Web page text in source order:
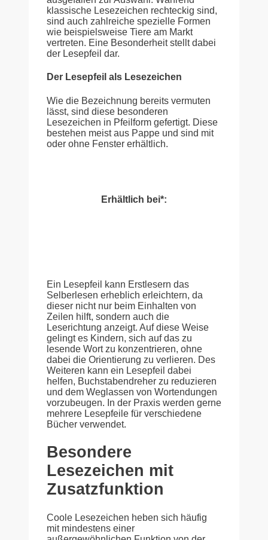
klassische Lesezeichen rechteckig sind,
sind auch zahlreiche spezielle Formen
wie beispielsweise Tiere am Markt
vertreten. Eine Besonderheit stellt dabei
der Lesepfeil dar.
Der Lesepfeil als Lesezeichen
Wie die Bezeichnung bereits vermuten
lässt, sind diese besonderen
Lesezeichen in Pfeilform gefertigt. Diese
bestehen meist aus Pappe und sind mit
oder ohne Fenster erhältlich.
Erhältlich bei*:
Ein Lesepfeil kann Erstlesern das
Selberlesen erheblich erleichtern, da
dieser nicht nur beim Einhalten von
Zeilen hilft, sondern auch die
Leserichtung anzeigt. Auf diese Weise
gelingt es Kindern, sich auf das zu
lesende Wort zu konzentrieren, ohne
dabei die Orientierung zu verlieren. Des
Weiteren kann ein Lesepfeil dabei
helfen, Buchstabendreher zu reduzieren
und dem Weglassen von Wortendungen
vorzubeugen. In der Praxis werden gerne
mehrere Lesepfeile für verschiedene
Bücher verwendet.
Besondere
Lesezeichen mit
Zusatzfunktion
Coole Lesezeichen heben sich häufig
mit mindestens einer